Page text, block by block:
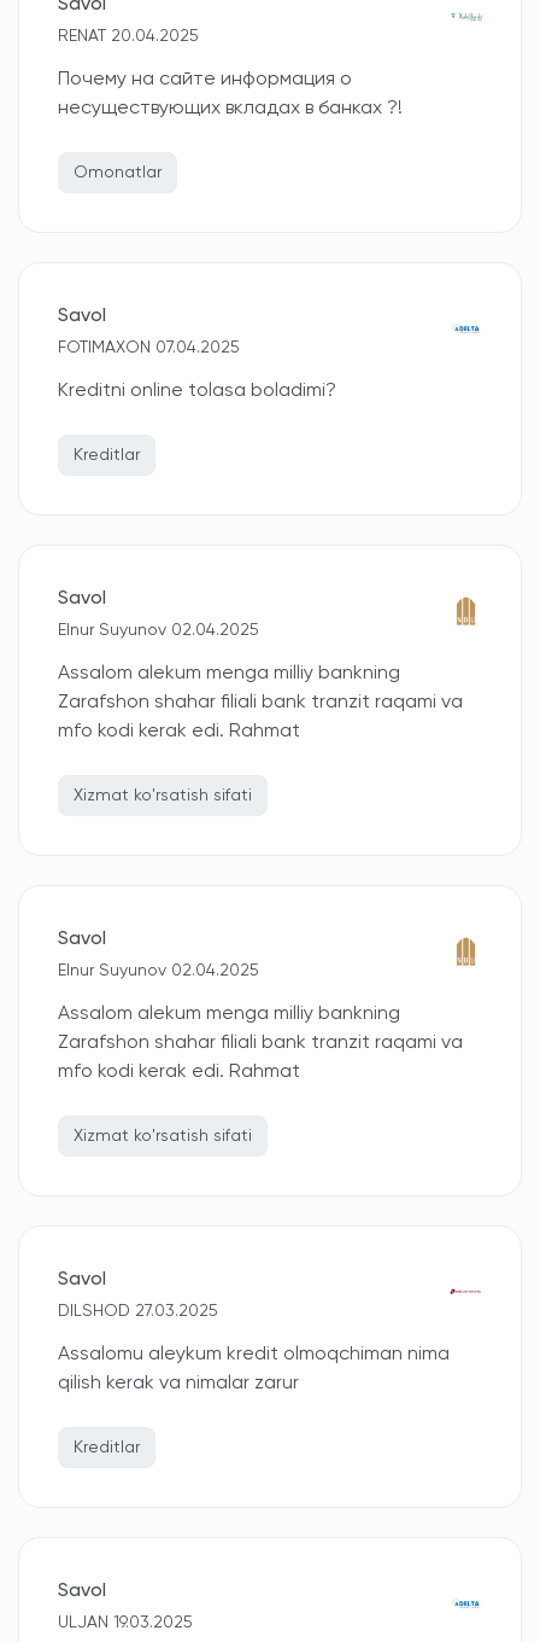
Savol
RENAT 20.04.2025
Почему на сайте информация о
несуществующих вкладах в банках ?!
Omonatlar
Savol
FOTIMAXON 07.04.2025
Kreditni online tolasa boladimi?
Kreditlar
Savol
Elnur Suyunov 02.04.2025
Assalom alekum menga milliy bankning
Zarafshon shahar filiali bank tranzit raqami va
mfo kodi kerak edi. Rahmat
Xizmat ko'rsatish sifati
Savol
Elnur Suyunov 02.04.2025
Assalom alekum menga milliy bankning
Zarafshon shahar filiali bank tranzit raqami va
mfo kodi kerak edi. Rahmat
Xizmat ko'rsatish sifati
Savol
DILSHOD 27.03.2025
Assalomu aleykum kredit olmoqchiman nima
qilish kerak va nimalar zarur
Kreditlar
Savol
ULJAN 19.03.2025